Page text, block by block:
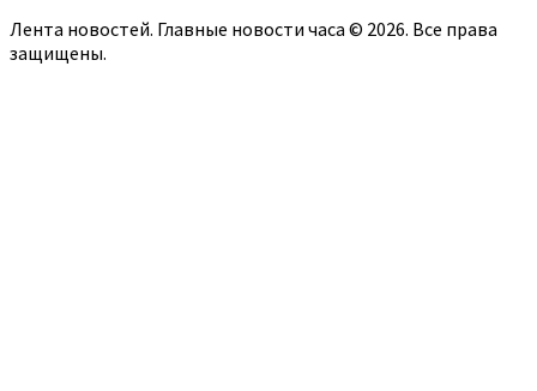
Лента новостей. Главные новости часа © 2026. Все права
защищены.